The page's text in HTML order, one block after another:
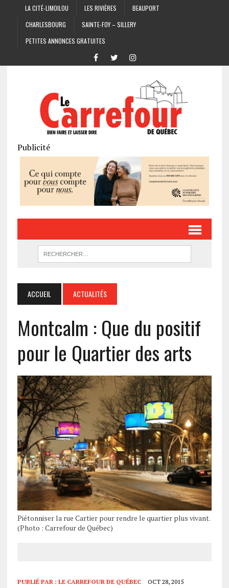
LA CITÉ-LIMOILOU LES RIVIÈRES
BEAUPORT
CHARLESBOURG
SAINTE-FOY – SILLERY
PETITES ANNONCES GRATUITES
Publicité
ACCUEIL ACTUALITÉS
Montcalm : Que du positif
pour le Quartier des arts
Piétonniser la rue Cartier pour rendre le quartier plus vivant.
(Photo : Carrefour de Québec)
PUBLIÉ PAR : LE CARREFOUR DE QUÉBEC OCT 28, 2015